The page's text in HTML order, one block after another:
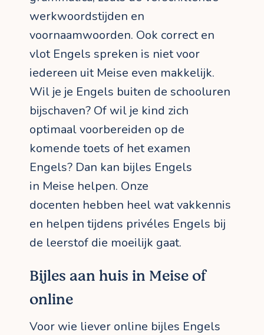
werkwoordstijden en
voornaamwoorden. Ook correct en
vlot Engels spreken is niet voor
iedereen uit Meise even makkelijk.
Wil je je Engels buiten de schooluren
bijschaven? Of wil je kind zich
optimaal voorbereiden op de
komende toets of het examen
Engels? Dan kan bijles Engels
in Meise helpen. Onze
docenten hebben heel wat vakkennis
en helpen tijdens privéles Engels bij
de leerstof die moeilijk gaat.
Bijles aan huis in Meise of
online
Voor wie liever online bijles Engels